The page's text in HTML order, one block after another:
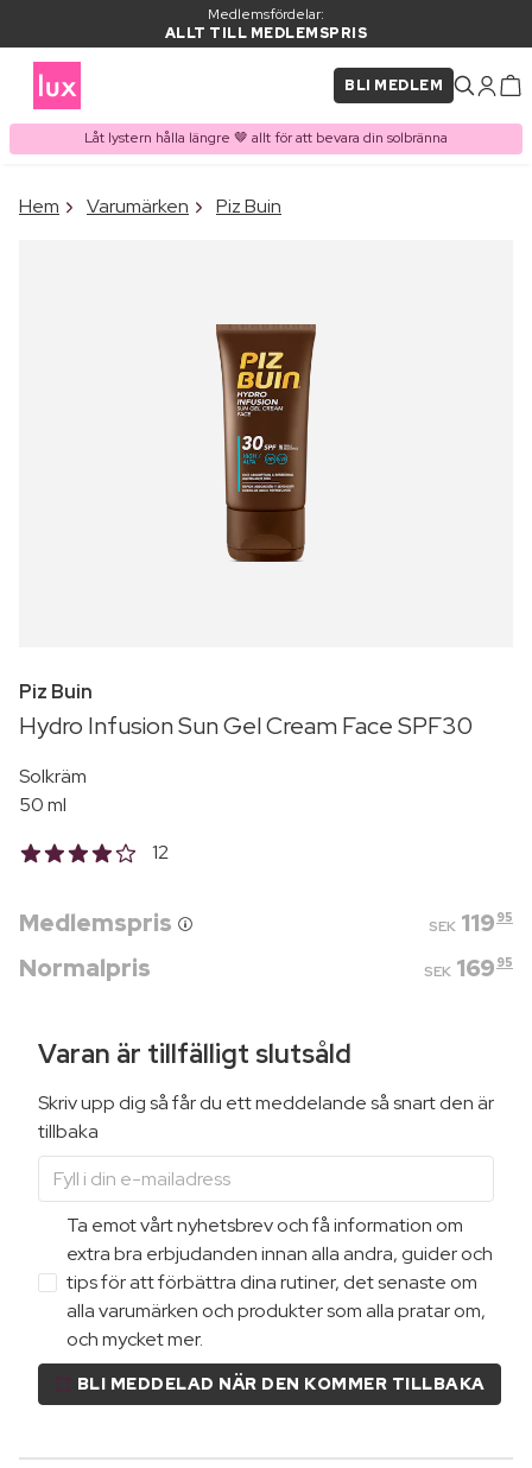
Medlemsfördelar:
ALLT TILL MEDLEMSPRIS
BLI MEDLEM
Låt lystern hålla längre 🤎 allt för att bevara din solbränna
PRODUKT I VARUKORGEN
Hem Varumärken Piz Buin
Piz Buin
Hydro Infusion Sun Gel Cream Face SPF30
Solkräm
50 ml
12
Medlemspris SEK 119 95
Normalpris SEK 169 95
Varan är tillfälligt slutsåld
Skriv upp dig så får du ett meddelande så snart den är
tillbaka
Ta emot vårt nyhetsbrev och få information om
extra bra erbjudanden innan alla andra, guider och
tips för att förbättra dina rutiner, det senaste om
alla varumärken och produkter som alla pratar om,
och mycket mer.
BLI MEDDELAD NÄR DEN KOMMER TILLBAKA